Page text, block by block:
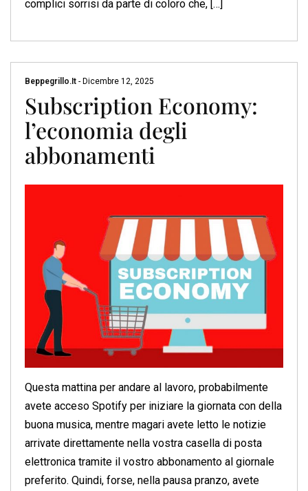
complici sorrisi da parte di coloro che, […]
Beppegrillo.it - Dicembre 12, 2025
Subscription Economy:
l’economia degli
abbonamenti
Questa mattina per andare al lavoro, probabilmente
avete acceso Spotify per iniziare la giornata con della
buona musica, mentre magari avete letto le notizie
arrivate direttamente nella vostra casella di posta
elettronica tramite il vostro abbonamento al giornale
preferito. Quindi, forse, nella pausa pranzo, avete